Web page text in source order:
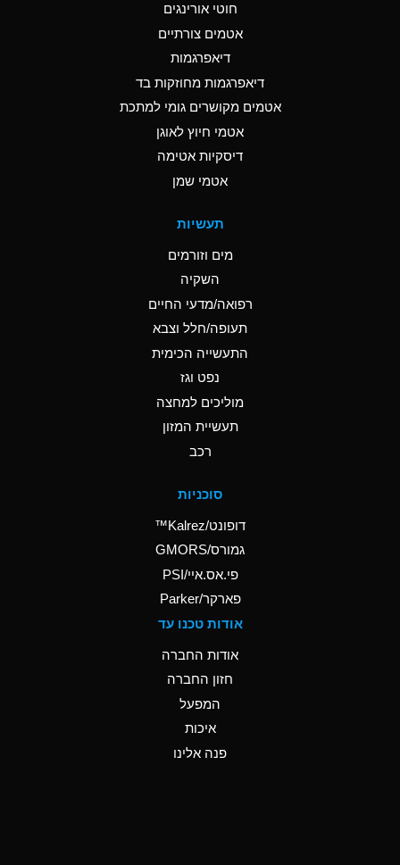
חוטי אורינגים
אטמים צורתיים
דיאפרגמות
דיאפרגמות מחוזקות בד
אטמים מקושרים גומי למתכת
אטמי חיוץ לאוגן
דיסקיות אטימה
אטמי שמן
תעשיות
מים וזורמים
השקיה
רפואה/מדעי החיים
תעופה/חלל וצבא
התעשייה הכימית
נפט וגז
מוליכים למחצה
תעשיית המזון
רכב
סוכניות
דופונט/Kalrez™
גמורס/GMORS
פי.אס.איי/PSI
פארקר/Parker
אודות טכנו עד
אודות החברה
חזון החברה
המפעל
איכות
פנה אלינו